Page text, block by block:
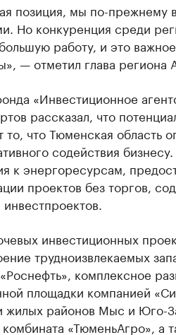
позиция, мы по-прежнему
Но конкуренция среди
работу, и это
— отметил глава региона
«Инвестиционное
рассказал, что
то, что Тюменская область
содействия
к энергоресурсам,
проектов без торгов,
инвестиционных
трудноизвлекаемых
комплексное
площадки компанией
жилых районов Мыс и Юго-
комбината «ТюменьАгро», а